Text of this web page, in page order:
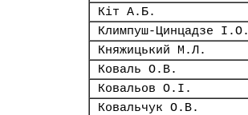
Кіт А.Б.
Климпуш-Цинцадзе І.О.
Княжицький М.Л.
Коваль О.В.
Ковальов О.І.
Ковальчук О.В.